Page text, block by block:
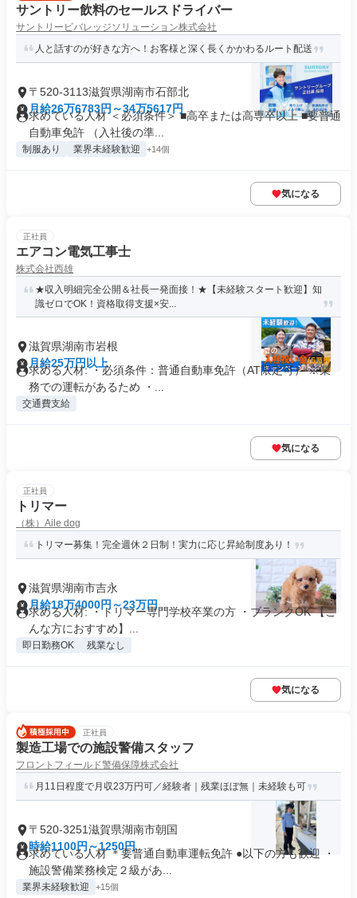
サントリー飲料のセールスドライバー
サントリービバレッジソリューション株式会社
人と話すのが好きな方へ！お客様と深く長くかかわるルート配送
〒520-3113滋賀県湖南市石部北
月給26万6783円～34万5617円
求めている人材 ＜必須条件＞ ■高卒または高専卒以上 ■要普通
自動車免許 （入社後の準...
制服あり 業界未経験歓迎 +14個
気になる
正社員
エアコン電気工事士
株式会社西雄
★収入明細完全公開＆社長一発面接！★【未経験スタート歓迎】知
識ゼロでOK！資格取得支援×安...
滋賀県湖南市岩根
月給25万円以上
求める人材: ・必須条件：普通自動車免許（AT限定可） ※業
務での運転があるため ・...
交通費支給
気になる
正社員
トリマー
（株）Aile dog
トリマー募集！完全週休２日制！実力に応じ昇給制度あり！
滋賀県湖南市吉永
月給18万4000円～23万円
求める人材: ・トリマー専門学校卒業の方 ・ブランクOK 【こ
んな方におすすめ】...
即日勤務OK 残業なし
気になる
正社員
製造⼯場での施設警備スタッフ
フロントフィールド警備保障株式会社
月11日程度で月収23万円可／経験者｜残業ほぼ無｜未経験も可
〒520-3251滋賀県湖南市朝国
時給1100円～1250円
求めている人材 ＊要普通自動車運転免許 ●以下の方も歓迎 ・
施設警備業務検定２級があ...
業界未経験歓迎 +15個